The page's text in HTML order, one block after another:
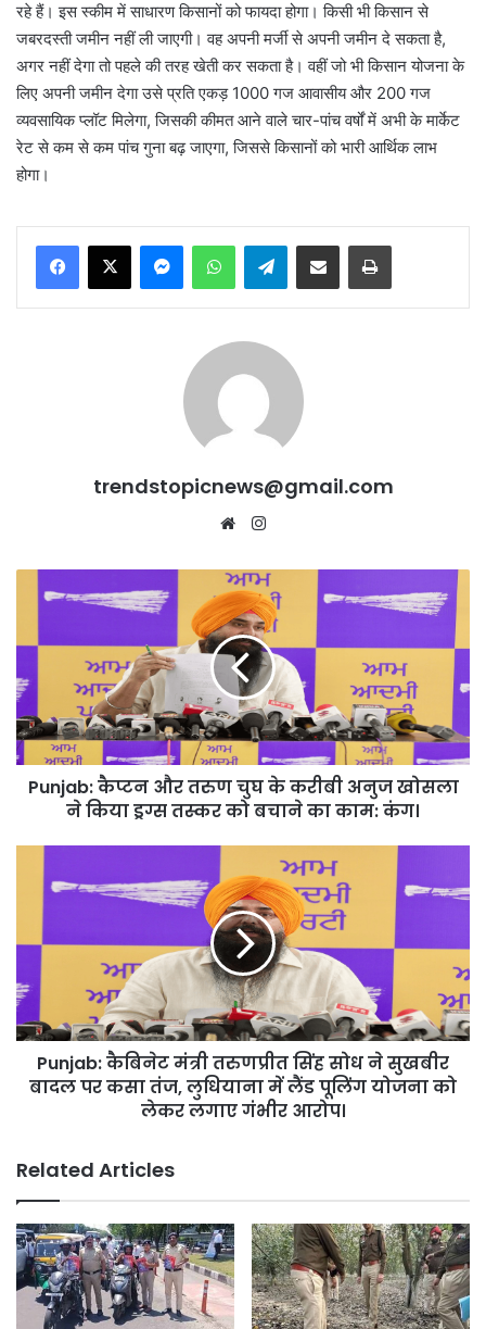
रहे हैं। इस स्कीम में साधारण किसानों को फायदा होगा। किसी भी किसान से
जबरदस्ती जमीन नहीं ली जाएगी। वह अपनी मर्जी से अपनी जमीन दे सकता है,
अगर नहीं देगा तो पहले की तरह खेती कर सकता है। वहीं जो भी किसान योजना के
लिए अपनी जमीन देगा उसे प्रति एकड़ 1000 गज आवासीय और 200 गज
व्यवसायिक प्लॉट मिलेगा, जिसकी कीमत आने वाले चार-पांच वर्षों में अभी के मार्केट
रेट से कम से कम पांच गुना बढ़ जाएगा, जिससे किसानों को भारी आर्थिक लाभ
होगा।
MessengerWhatsAppTelegramShare via Email Print
trendstopicnews@gmail.com
Website
कैप्टन
तरुण
के
करीबी
अनुज
खोसला
काम:
Punjab: कैप्टन और तरुण चुघ के करीबी अनुज खोसला
ने किया ड्रग्स तस्कर को बचाने का काम: कंग।
सिंह
ने
सुखबीर
बादल
कसा
लैंड
पूलिंग
योजना
को
लेकर
लगाए
Punjab: कैबिनेट मंत्री तरुणप्रीत सिंह सोध ने सुखबीर
बादल पर कसा तंज, लुधियाना में लैंड पूलिंग योजना को
लेकर लगाए गंभीर आरोप।
Related Articles